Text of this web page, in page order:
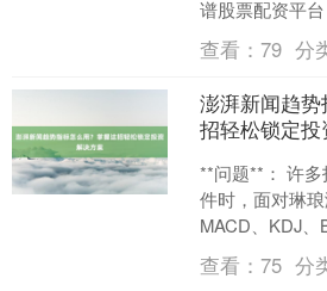
谱股票配资平
线）作为技术
广泛应用于实战
查看：79 分
澎湃新闻趋
招轻松锁定
**问题**： 许
件时，面对琳
MACD、KDJ
这些指标究竟
号判断买卖....
查看：75 分